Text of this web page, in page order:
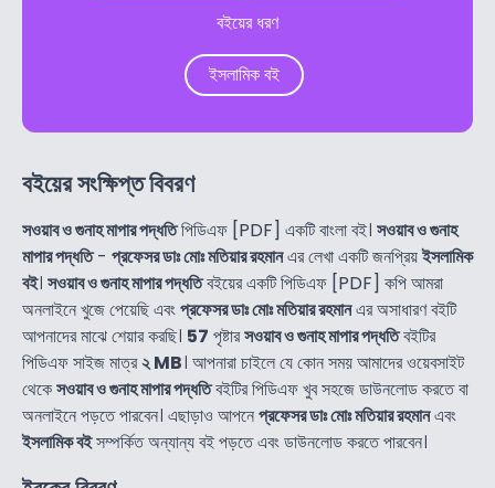
বইয়ের ধরণ
ইসলামিক বই
বইয়ের সংক্ষিপ্ত বিবরণ
সওয়াব ও গুনাহ মাপার পদ্ধতিপিডিএফ [PDF] একটি বাংলা বই। সওয়াব ও গুনাহ
মাপার পদ্ধতি- প্রফেসর ডাঃ মোঃ মতিয়ার রহমানএর লেখা একটি জনপ্রিয়ইসলামিক
বই। সওয়াব ও গুনাহ মাপার পদ্ধতিবইয়ের একটি পিডিএফ [PDF] কপি আমরা
অনলাইনে খুজে পেয়েছি এবংপ্রফেসর ডাঃ মোঃ মতিয়ার রহমানএর অসাধারণ বইটি
আপনাদের মাঝে শেয়ার করছি। 57 পৃষ্টারসওয়াব ও গুনাহ মাপার পদ্ধতিবইটির
পিডিএফ সাইজ মাত্র২ MB। আপনারা চাইলে যে কোন সময় আমাদের ওয়েবসাইট
থেকেসওয়াব ও গুনাহ মাপার পদ্ধতিবইটির পিডিএফ খুব সহজে ডাউনলোড করতে বা
অনলাইনে পড়তে পারবেন। এছাড়াও আপনেপ্রফেসর ডাঃ মোঃ মতিয়ার রহমানএবং
ইসলামিক বইসম্পর্কিত অন্যান্য বই পড়তে এবং ডাউনলোড করতে পারবেন।